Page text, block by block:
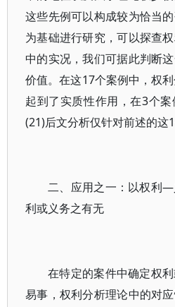
这些先例可以构成较为恰当
为基础进行研究，可以探查
中的实况，我们可据此判断
价值。在这17个案例中，权
起到了实质性作用，在3个案
(21)后文分析仅针对前述的这
二、应用之一：以权利
利或义务之有无
在特定的案件中确定权
易事，权利分析理论中的对